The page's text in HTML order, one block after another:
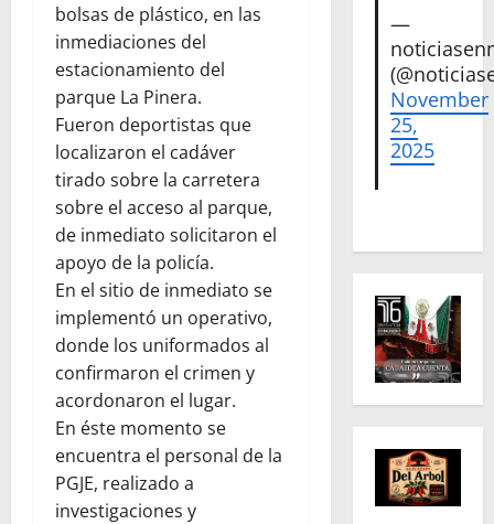
bolsas de plástico, en las
inmediaciones del
estacionamiento del
parque La Pinera.
Fueron deportistas que
localizaron el cadáver
tirado sobre la carretera
sobre el acceso al parque,
de inmediato solicitaron el
apoyo de la policía.
En el sitio de inmediato se
implementó un operativo,
donde los uniformados al
confirmaron el crimen y
acordonaron el lugar.
En éste momento se
encuentra el personal de la
PGJE, realizado a
investigaciones y
—
November
25,
2025